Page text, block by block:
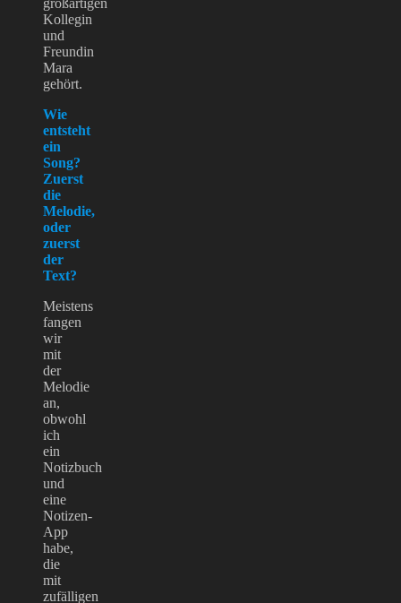
großartigen
Kollegin
und
Freundin
Mara
gehört.
Wie
entsteht
ein
Song?
Zuerst
die
Melodie,
oder
zuerst
der
Text?
Meistens
fangen
wir
mit
der
Melodie
an,
obwohl
ich
ein
Notizbuch
und
eine
Notizen-
App
habe,
die
mit
zufälligen